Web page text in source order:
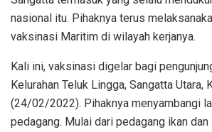
nasional itu. Pihaknya terus
vaksinasi Maritim di wilayah kerjanya.
Kali ini, vaksinasi digelar bagi
Kelurahan Teluk Lingga, Sangatta Utara,
(24/02/2022). Pihaknya menyambangi
pedagang. Mulai dari pedagang ikan dan